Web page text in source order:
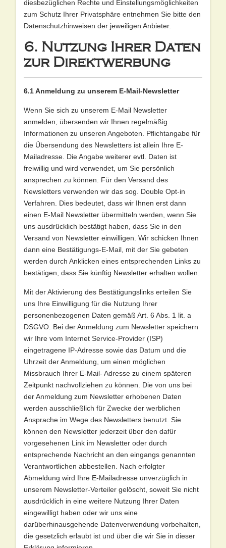
diesbezüglichen Rechte und Einstellungsmöglichkeiten
zum Schutz Ihrer Privatsphäre entnehmen Sie bitte den
Datenschutzhinweisen der jeweiligen Anbieter.
6. Nutzung Ihrer Daten
zur Direktwerbung
6.1 Anmeldung zu unserem E-Mail-Newsletter
Wenn Sie sich zu unserem E-Mail Newsletter
anmelden, übersenden wir Ihnen regelmäßig
Informationen zu unseren Angeboten. Pflichtangabe für
die Übersendung des Newsletters ist allein Ihre E-
Mailadresse. Die Angabe weiterer evtl. Daten ist
freiwillig und wird verwendet, um Sie persönlich
ansprechen zu können. Für den Versand des
Newsletters verwenden wir das sog. Double Opt-in
Verfahren. Dies bedeutet, dass wir Ihnen erst dann
einen E-Mail Newsletter übermitteln werden, wenn Sie
uns ausdrücklich bestätigt haben, dass Sie in den
Versand von Newsletter einwilligen. Wir schicken Ihnen
dann eine Bestätigungs-E-Mail, mit der Sie gebeten
werden durch Anklicken eines entsprechenden Links zu
bestätigen, dass Sie künftig Newsletter erhalten wollen.
Mit der Aktivierung des Bestätigungslinks erteilen Sie
uns Ihre Einwilligung für die Nutzung Ihrer
personenbezogenen Daten gemäß Art. 6 Abs. 1 lit. a
DSGVO. Bei der Anmeldung zum Newsletter speichern
wir Ihre vom Internet Service-Provider (ISP)
eingetragene IP-Adresse sowie das Datum und die
Uhrzeit der Anmeldung, um einen möglichen
Missbrauch Ihrer E-Mail- Adresse zu einem späteren
Zeitpunkt nachvollziehen zu können. Die von uns bei
der Anmeldung zum Newsletter erhobenen Daten
werden ausschließlich für Zwecke der werblichen
Ansprache im Wege des Newsletters benutzt. Sie
können den Newsletter jederzeit über den dafür
vorgesehenen Link im Newsletter oder durch
entsprechende Nachricht an den eingangs genannten
Verantwortlichen abbestellen. Nach erfolgter
Abmeldung wird Ihre E-Mailadresse unverzüglich in
unserem Newsletter-Verteiler gelöscht, soweit Sie nicht
ausdrücklich in eine weitere Nutzung Ihrer Daten
eingewilligt haben oder wir uns eine
darüberhinausgehende Datenverwendung vorbehalten,
die gesetzlich erlaubt ist und über die wir Sie in dieser